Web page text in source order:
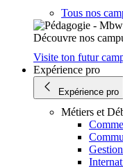
Tous nos
Découvre nos
Visite ton futur
Expérience pro
Expérience pro
Métiers et